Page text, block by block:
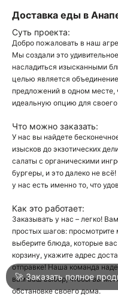
Войти
ГородАнапа
Написать в техподдержку
Доставка еды в
Суть проекта:
Добро пожаловать в наш
Мы создали это
насладиться изысканными
целью является
предложений в одном месте,
идеальную опцию для своего
Что можно заказать:
У нас вы найдете
изысков до экзотических
салаты с органическими
бургеры, и это далеко не
у нас есть именно то, что
Как это работает:
Заказывать у нас – легко!
простых шагов:
выберите блюда, которые
корзину, укажите адрес
отправке! Наша команда
вам ваш выбор, чтобы вы
обстановке своего дома.
🚀 Заказать полное